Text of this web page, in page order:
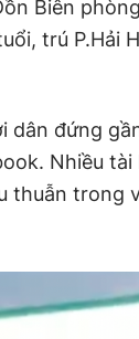
Biên
trú P.Hải
dân đứng
Nhiều tài
thuẫn trong